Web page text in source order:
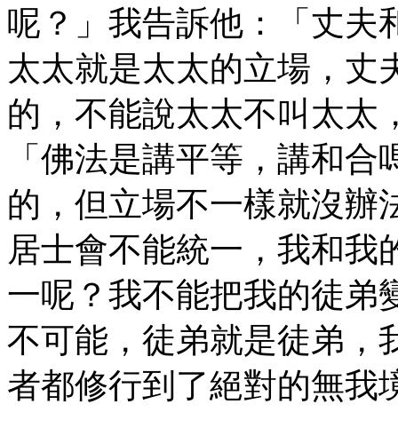
呢？」我告訴他：「丈夫
太太就是太太的立場，丈
的，不能說太太不叫太太
「佛法是講平等，講和
的，但立場不一樣就沒辦
居士會不能統一，我和我
一呢？我不能把我的徒弟
不可能，徒弟就是徒弟，
者都修行到了絕對的無我